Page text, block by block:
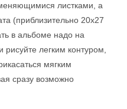
листками, а
(приблизительно 20x27
в альбоме надо на
легким контуром,
мягким
сразу возможно